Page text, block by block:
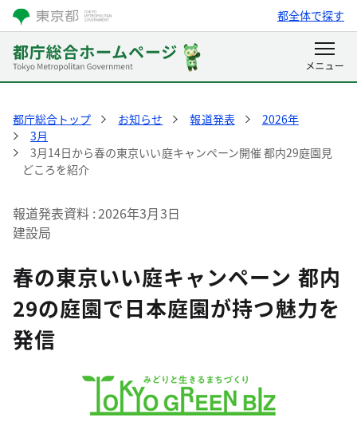
都全体で探す
都庁総合トップ お知らせ 報道発表
2026年
3月
3月14日から春の東京いい庭キャンペーン開催 都内29庭園見
どころを紹介
報道発表資料 2026年3月3日
建設局
春の東京いい庭キャンペーン 都内
29の庭園で日本庭園が持つ魅力を
発信